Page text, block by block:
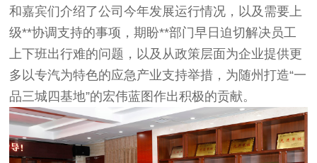
和嘉宾们介绍了公司今年发展运行情况，以及需要上
级**协调支持的事项，期盼**部门早日迫切解决员工
上下班出行难的问题，以及从政策层面为企业提供更
多以专汽为特色的应急产业支持举措，为随州打造“一
品三城四基地”的宏伟蓝图作出积极的贡献。